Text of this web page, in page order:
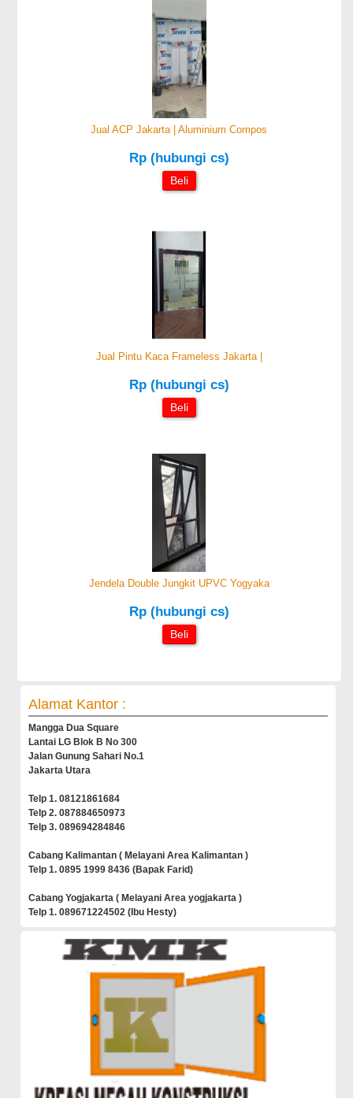
Jual ACP Jakarta | Aluminium Compos
Rp (hubungi cs)
Beli
Jual Pintu Kaca Frameless Jakarta |
Rp (hubungi cs)
Beli
Jendela Double Jungkit UPVC Yogyaka
Rp (hubungi cs)
Beli
Alamat Kantor :
Mangga Dua Square
Lantai LG Blok B No 300
Jalan Gunung Sahari No.1
Jakarta Utara
Telp 1. 08121861684
Telp 2. 087884650973
Telp 3. 089694284846
Cabang Kalimantan ( Melayani Area Kalimantan )
Telp 1. 0895 1999 8436 (Bapak Farid)
Cabang Yogjakarta ( Melayani Area yogjakarta )
Telp 1. 089671224502 (Ibu Hesty)